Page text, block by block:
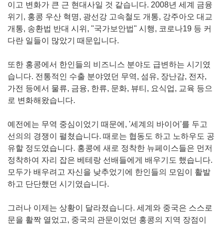
이고 변화가 큰 근 현대사일 것 같습니다. 2008년 세계 금융
위기 , 홍콩 우산 혁명, 광선강 고속철도 개통, 강주아오 대교
개통, 송환법 반대 시위 , "국가보안법" 시행, 코로나19 등 커
다란 일들이 많았기 때문입니다.
또한 홍콩에서 한인들의 비즈니스 분야도 급변하는 시기였
습니다. 전통적인 수출 분야였던 무역, 섬유, 장난감, 전자,
가전 등에서 물류, 금융, 한류, 문화, 뷰티 , 요식업, 교육 등으
로 변화해왔습니다.
예전에는 무역 중심이었기 때문에 , '세계의 바이어'를 두고
선의의 경쟁이 펼쳤습니다. 때로는 협동도 하고 노하우도 공
유할 정도였습니다. 홍콩에 새로 정착한 뉴페이스들은 먼저
정착하여 자리 잡은 베테랑 선배들에게 배우기도 했습니다.
모두가 배우려고 자신을 낮추었기에 한인들의 모임이 활발
하고 단단했던 시기였습니다.
그러나 이제는 상황이 달라졌습니다. 세계와 중국은 스스로
문을 활짝 열었고, 중국의 관문이었던 홍콩의 지역 장점이